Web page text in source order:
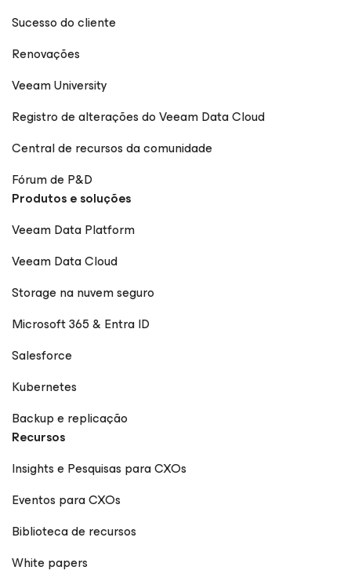
Sucesso do cliente
Renovações
Veeam University
Registro de alterações do Veeam Data Cloud
Central de recursos da comunidade
Fórum de P&D
Produtos e soluções
Veeam Data Platform
Veeam Data Cloud
Storage na nuvem seguro
Microsoft 365 & Entra ID
Salesforce
Kubernetes
Backup e replicação
Recursos
Insights e Pesquisas para CXOs
Eventos para CXOs
Biblioteca de recursos
White papers